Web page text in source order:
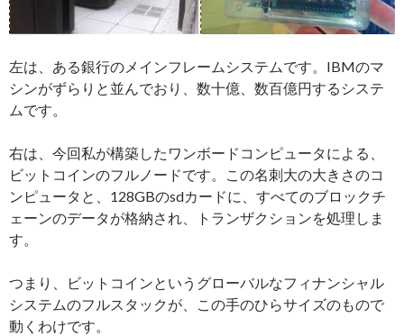
左は、ある銀行のメインフレームシステムです。IBMのマ
シンがずらりと並んでおり、数十億、数百億円するシステ
ムです。
右は、今回私が構築したワンボードコンピュータによる、
ビットコインのフルノードです。この名刺大の大きさのコ
ンピュータと、128GBのsdカードに、すべてのブロックチ
ェーンのデータが格納され、トランザクションを処理しま
す。
つまり、ビットコインというグローバルなフィナンシャル
システムのフルスタックが、この手のひらサイズのもので
動くわけです。